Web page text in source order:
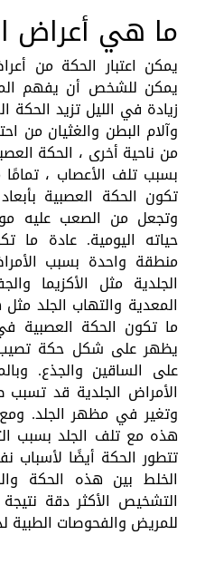
ما هي أعراض
يمكن اعتبار الحكة من
يمكن للشخص أن يفهم
زيادة في الليل تزيد الحكة
وآلام البطن والغثيان من
من ناحية أخرى ، الحكة
بسبب تلف الأعصاب ،
تكون الحكة العصبية
وتجعل من الصعب عليه
حياته اليومية. عادة ما
منطقة واحدة بسبب
الجلدية مثل الأكزيما
المعدية والتهاب الجلد
ما تكون الحكة العصبية
يظهر على شكل حكة تصيب
على الساقين والجذع.
الأمراض الجلدية قد
وتغير في مظهر الجلد.
هذه مع تلف الجلد بسبب
تتطور الحكة أيضًا لأسباب
الخلط بين هذه الحكة
التشخيص الأكثر دقة
للمريض والفحوصات الطبية